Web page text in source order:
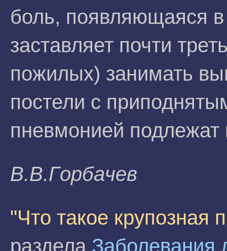
боль, появляющаяся в
заставляет почти
пожилых) занимать
постели с
пневмонией подлежат
B.B.Гopбaчeв
"Что такое крупозная
раздела Заболевания